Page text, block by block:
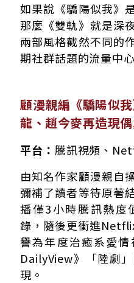
如果說《驕陽似我》
那麼《雙軌》就是深
兩部風格截然不同的
期社群話題的流量中
顧漫親編《驕陽似
龍、趙今麥再造現
平台： 騰訊視頻、
由知名作家顧漫親自
彌補了讀者等待原著
播僅3小時騰訊熱度
錄，隨後更衝進
譽為年度治癒系愛
DailyView》「陸劇
現。